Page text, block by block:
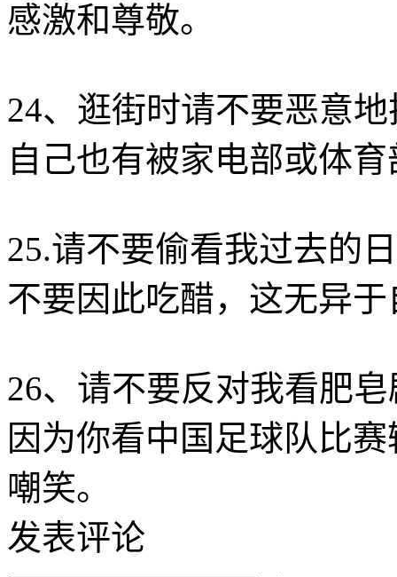
感激和尊敬。
24、逛街时请不要恶意
自己也有被家电部或体
25.请不要偷看我过去的
不要因此吃醋，这无异
26、请不要反对我看肥
因为你看中国足球队比
嘲笑。
发表评论